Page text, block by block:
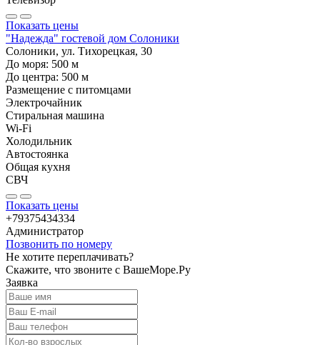
Показать цены
"Надежда" гостевой дом Солоники
Солоники, ул. Тихорецкая, 30
До моря: 500 м
До центра: 500 м
Размещение с питомцами
Электрочайник
Стиральная машина
Wi-Fi
Холодильник
Автостоянка
Общая кухня
СВЧ
Показать цены
+79375434334
Администратор
Позвонить по номеру
Не хотите переплачивать?
Скажите, что звоните с ВашеМоре.Ру
Заявка